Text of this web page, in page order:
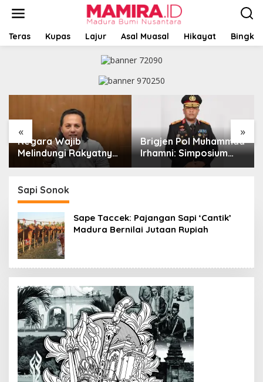
t
Teras Kupas Lajur Asal Muasal Hikayat Bingkai
« »
Negara Wajib
Melindungi Rakyatnya:
Catatan tentang Nasib
Belerang Kawah Ijen
Brigjen Pol Muhammad
Irhamni: Simposium
Nasional Outlook
Sapi Sonok
Sape Taccek: Pajangan Sapi ‘Cantik’
Madura Bernilai Jutaan Rupiah